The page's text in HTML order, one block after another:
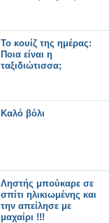
Το κουίζ της ημέρας:
Ποια είναι η
ταξιδιώτισσα;
Καλό βόλι
Ληστής μπούκαρε σε
σπίτι ηλικιωμένης και
την απείλησε με
μαχαίρι !!!